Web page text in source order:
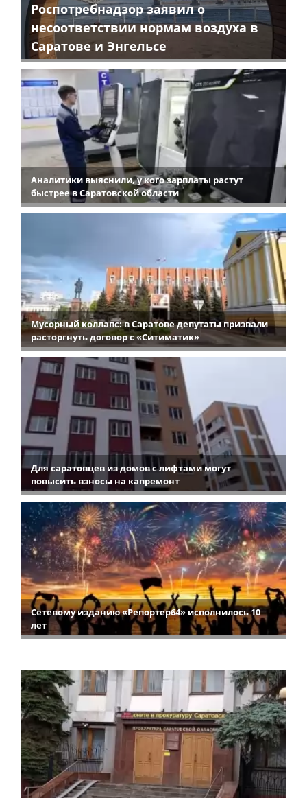
Роспотребнадзор заявил о
несоответствии нормам воздуха в
Саратове и Энгельсе
Аналитики выяснили, у кого зарплаты растут
быстрее в Саратовской области
Мусорный коллапс: в Саратове депутаты призвали
расторгнуть договор с «Ситиматик»
Для саратовцев из домов с лифтами могут
повысить взносы на капремонт
Сетевому изданию «Репортер64» исполнилось 10
лет